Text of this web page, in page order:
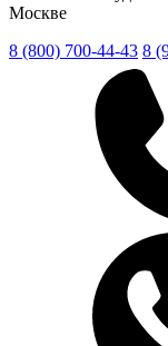
Москве
8 (800) 700-44-43 8